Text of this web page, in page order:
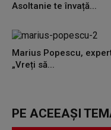
Asoltanie te învață...
Marius Popescu,
„Vreți să...
PE ACEEAȘI